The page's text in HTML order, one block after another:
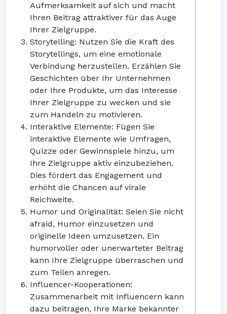
Aufmerksamkeit auf sich und macht
Ihren Beitrag attraktiver für das Auge
Ihrer Zielgruppe.
Storytelling: Nutzen Sie die Kraft des
Storytellings, um eine emotionale
Verbindung herzustellen. Erzählen Sie
Geschichten über Ihr Unternehmen
oder Ihre Produkte, um das Interesse
Ihrer Zielgruppe zu wecken und sie
zum Handeln zu motivieren.
Interaktive Elemente: Fügen Sie
interaktive Elemente wie Umfragen,
Quizze oder Gewinnspiele hinzu, um
Ihre Zielgruppe aktiv einzubeziehen.
Dies fördert das Engagement und
erhöht die Chancen auf virale
Reichweite.
Humor und Originalität: Seien Sie nicht
afraid, Humor einzusetzen und
originelle Ideen umzusetzen. Ein
humorvoller oder unerwarteter Beitrag
kann Ihre Zielgruppe überraschen und
zum Teilen anregen.
Influencer-Kooperationen:
Zusammenarbeit mit Influencern kann
dazu beitragen, Ihre Marke bekannter